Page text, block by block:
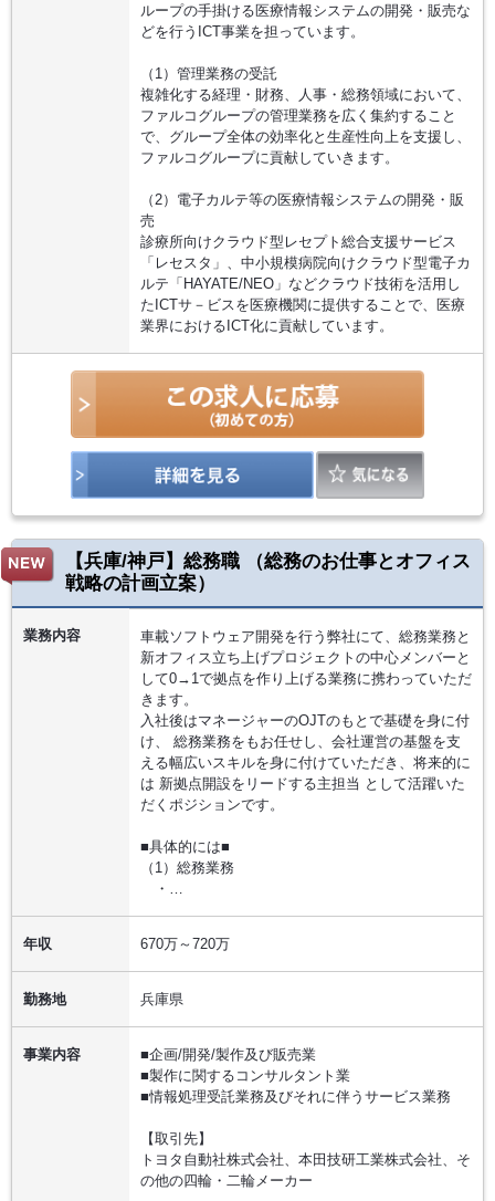
ループの手掛ける医療情報システムの開発・販売な
どを行うICT事業を担っています。
（1）管理業務の受託
複雑化する経理・財務、人事・総務領域において、
ファルコグループの管理業務を広く集約すること
で、グループ全体の効率化と生産性向上を支援し、
ファルコグループに貢献していきます。
（2）電子カルテ等の医療情報システムの開発・販
売
診療所向けクラウド型レセプト総合支援サービス
「レセスタ」、中小規模病院向けクラウド型電子カ
ルテ「HAYATE/NEO」などクラウド技術を活用し
たICTサ－ビスを医療機関に提供することで、医療
業界におけるICT化に貢献しています。
【兵庫/神戸】総務職 （総務のお仕事とオフィス
戦略の計画立案）
業務内容
車載ソフトウェア開発を行う弊社にて、総務業務と
新オフィス立ち上げプロジェクトの中心メンバーと
して0→1で拠点を作り上げる業務に携わっていただ
きます。
入社後はマネージャーのOJTのもとで基礎を身に付
け、 総務業務をもお任せし、会社運営の基盤を支
える幅広いスキルを身に付けていただき、将来的に
は 新拠点開設をリードする主担当 として活躍いた
だくポジションです。
■具体的には■
（1）総務業務
・…
年収 670万～720万
勤務地 兵庫県
事業内容
■企画/開発/製作及び販売業
■製作に関するコンサルタント業
■情報処理受託業務及びそれに伴うサービス業務
【取引先】
トヨタ自動社株式会社、本田技研工業株式会社、そ
の他の四輪・二輪メーカー